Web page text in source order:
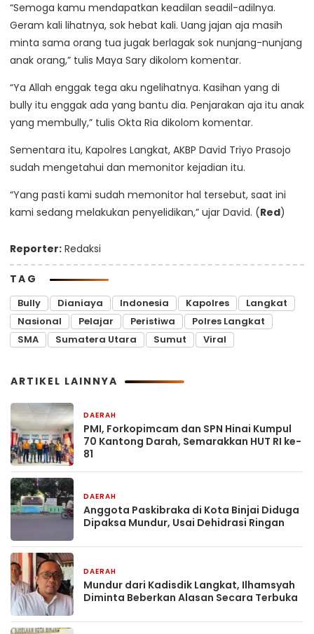
“Semoga kamu mendapatkan keadilan seadil-adilnya.
Geram kali lihatnya, sok hebat kali. Uang jajan aja masih
minta sama orang tua jugak berlagak sok nunjang-nunjang
anak orang,” tulis Maya Sary dikolom komentar.
“Ya Allah enggak tega aku ngelihatnya. Kasihan yang di
bully itu enggak ada yang bantu dia. Penjarakan aja itu anak
yang membully,” tulis Okta Ria dikolom komentar.
Sementara itu, Kapolres Langkat, AKBP David Triyo Prasojo
sudah mengetahui dan memonitor kejadian itu.
“Yang pasti kami sudah memonitor hal tersebut, saat ini
kami sedang melakukan penyelidikan,” ujar David. (Red)
Reporter: Redaksi
TAG
Bully Dianiaya Indonesia Kapolres
Langkat
Nasional
Pelajar Peristiwa
Polres Langkat
SMA
Sumatera Utara Sumut Viral
ARTIKEL LAINNYA
DAERAH
PMI, Forkopimcam dan SPN Hinai Kumpul
70 Kantong Darah, Semarakkan HUT RI ke-
81
DAERAH
Anggota Paskibraka di Kota Binjai Diduga
Dipaksa Mundur, Usai Dehidrasi Ringan
DAERAH
Mundur dari Kadisdik Langkat, Ilhamsyah
Diminta Beberkan Alasan Secara Terbuka